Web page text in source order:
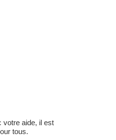
votre aide, il est
tous.